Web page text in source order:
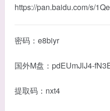
https://pan.baidu.com/s/
密码：e8biyr
国外M盘：pdEUmJlJ4-
提取码：nxt4